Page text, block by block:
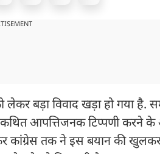
लेकर बड़ा विवाद खड़ा हो गया है.
कथित आपत्तिजनक टिप्पणी करने
कांग्रेस तक ने इस बयान की